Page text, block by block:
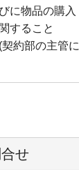
に物品の購入
すること
約部の主管に
せ